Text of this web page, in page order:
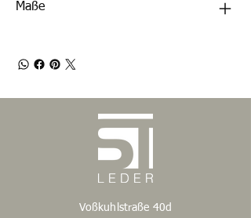
Maße
Voßkuhlstraße 40d